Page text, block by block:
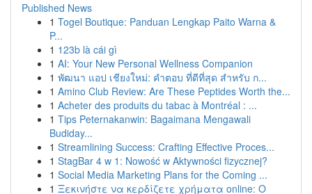
Published News
1 Togel Boutique: Panduan Lengkap Paito Warna &
P...
1 123b là cái gì
1 AI: Your New Personal Wellness Companion
1 พัฒนา แอป เชียงใหม่: คำตอบ ที่ดีที่สุด สำหรับ ก...
1 Amino Club Review: Are These Peptides Worth the...
1 Acheter des produits du tabac à Montréal : ...
1 Tips Peternakanwin: Bagaimana Mengawali
Budiday...
1 Streamlining Success: Crafting Effective Proces...
1 StagBar 4 w 1: Nowość w Aktywności fizycznej?
1 Social Media Marketing Plans for the Coming ...
1 Ξεκινήστε να κερδίζετε χρήματα online: Ο